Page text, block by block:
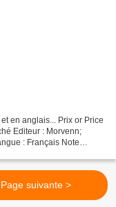
en anglais... Prix or Price
Editeur : Morvenn;
: Français Note
Page suivante >